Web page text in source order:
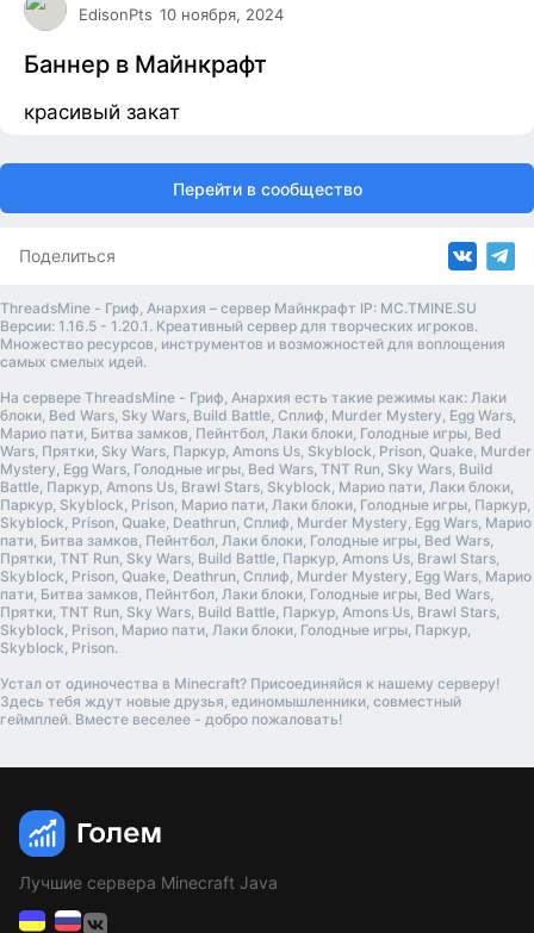
EdisonPts 10 ноября, 2024
Баннер в Майнкрафт
красивый закат
Перейти в сообщество
Поделиться
ThreadsMine - Гриф, Анархия – сервер Майнкрафт IP: MC.TMINE.SU
Версии: 1.16.5 - 1.20.1. Креативный сервер для творческих игроков.
Множество ресурсов, инструментов и возможностей для воплощения
самых смелых идей.
На сервере ThreadsMine - Гриф, Анархия есть такие режимы как: Лаки
блоки, Bed Wars, Sky Wars, Build Battle, Сплиф, Murder Mystery, Egg Wars,
Марио пати, Битва замков, Пейнтбол, Лаки блоки, Голодные игры, Bed
Wars, Прятки, Sky Wars, Паркур, Amons Us, Skyblock, Prison, Quake, Murder
Mystery, Egg Wars, Голодные игры, Bed Wars, TNT Run, Sky Wars, Build
Battle, Паркур, Amons Us, Brawl Stars, Skyblock, Марио пати, Лаки блоки,
Паркур, Skyblock, Prison, Марио пати, Лаки блоки, Голодные игры, Паркур,
Skyblock, Prison, Quake, Deathrun, Сплиф, Murder Mystery, Egg Wars, Марио
пати, Битва замков, Пейнтбол, Лаки блоки, Голодные игры, Bed Wars,
Прятки, TNT Run, Sky Wars, Build Battle, Паркур, Amons Us, Brawl Stars,
Skyblock, Prison, Quake, Deathrun, Сплиф, Murder Mystery, Egg Wars, Марио
пати, Битва замков, Пейнтбол, Лаки блоки, Голодные игры, Bed Wars,
Прятки, TNT Run, Sky Wars, Build Battle, Паркур, Amons Us, Brawl Stars,
Skyblock, Prison, Марио пати, Лаки блоки, Голодные игры, Паркур,
Skyblock, Prison.
Устал от одиночества в Minecraft? Присоединяйся к нашему серверу!
Здесь тебя ждут новые друзья, единомышленники, совместный
геймплей. Вместе веселее - добро пожаловать!
Лучшие сервера Minecraft Java